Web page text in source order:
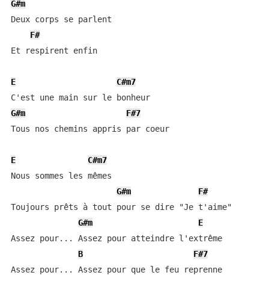
G#m
Deux corps se parlent
F#
Et respirent enfin
E
C#m7
C'est une main sur le bonheur
G#m
F#7
Tous nos chemins appris par coeur
E
C#m7
Nous sommes les mêmes
G#m
F#
Toujours prêts à tout pour se dire "Je t'aime"
G#m
E
Assez pour... Assez pour atteindre l'extrême
B
F#7
Assez pour... Assez pour que le feu reprenne